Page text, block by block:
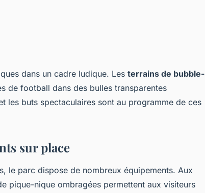
dans un cadre ludique. Les terrains de bubble-
de football dans des bulles transparentes
les buts spectaculaires sont au programme de ces
sur place
le parc dispose de nombreux équipements. Aux
pique-nique ombragées permettent aux visiteurs